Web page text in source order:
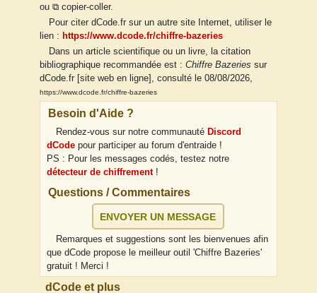
ou ⧉ copier-coller.
Pour citer dCode.fr sur un autre site Internet, utiliser le
lien : https://www.dcode.fr/chiffre-bazeries
Dans un article scientifique ou un livre, la citation
bibliographique recommandée est : Chiffre Bazeries sur
dCode.fr [site web en ligne], consulté le 08/08/2026,
https://www.dcode.fr/chiffre-bazeries
Besoin d'Aide ?
Rendez-vous sur notre communauté Discord
dCode pour participer au forum d'entraide !
PS : Pour les messages codés, testez notre
détecteur de chiffrement!
Questions / Commentaires
ENVOYER UN MESSAGE
Remarques et suggestions sont les bienvenues afin
que dCode propose le meilleur outil 'Chiffre Bazeries'
gratuit ! Merci !
dCode et plus